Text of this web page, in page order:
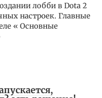
лобби в Dota 2
настроек. Главные
« Основные